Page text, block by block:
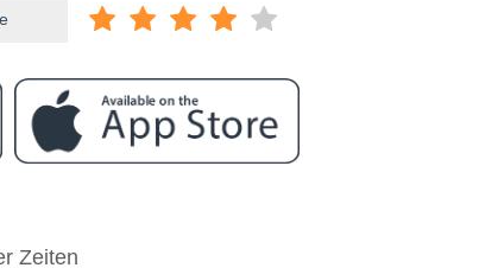
v Hertha Berlin 19 April 2026 12:30.
Zeiten